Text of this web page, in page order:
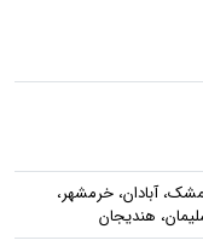
آبادان، خرمشهر،
هندیجان